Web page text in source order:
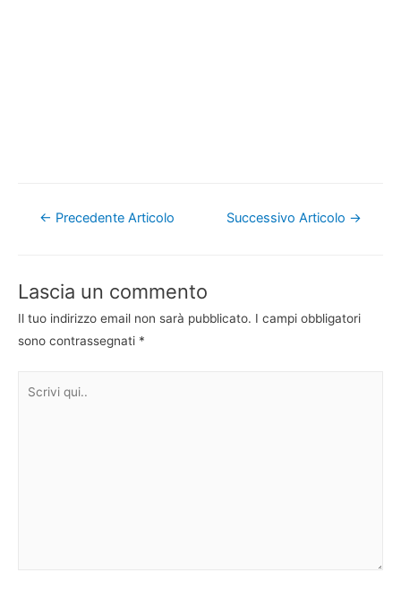
Navigazione
← Precedente Articolo Successivo Articolo →
Lascia un commento
Il tuo indirizzo email non sarà pubblicato. I campi obbligatori
sono contrassegnati *